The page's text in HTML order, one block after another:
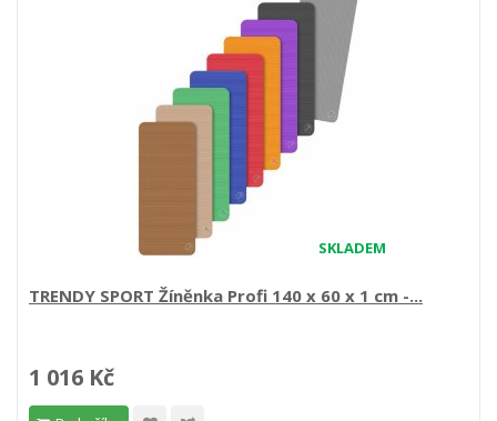
SKLADEM
TRENDY SPORT Žíněnka Profi 140 x 60 x 1 cm -...
1 016 Kč